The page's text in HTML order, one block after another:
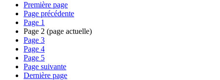
Première page
Page précédente
Page 1
Page 2 (page actuelle)
Page 3
Page 4
Page 5
Page suivante
Dernière page